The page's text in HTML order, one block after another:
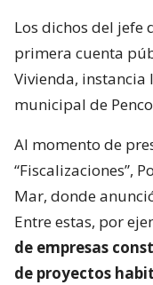
Los dichos del jefe
primera cuenta
Vivienda, instancia
municipal de
Al momento de
“Fiscalizaciones”,
Mar, donde
Entre estas, por
de empresas
de proyectos